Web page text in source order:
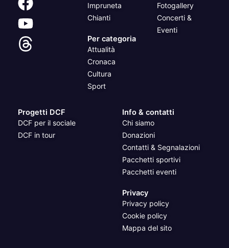
Impruneta
Chianti
Per categoria
Attualità
Cronaca
Cultura
Sport
Fotogallery
Concerti &
Eventi
Progetti DCF
DCF per il sociale
DCF in tour
Info & contatti
Chi siamo
Donazioni
Contatti & Segnalazioni
Pacchetti sportivi
Pacchetti eventi
Privacy
Privacy policy
Cookie policy
Mappa del sito